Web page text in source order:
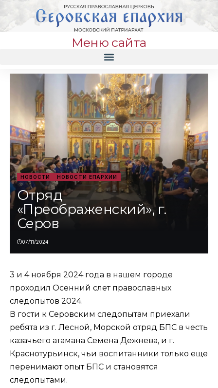
Меню сайта
НОВОСТИ НОВОСТИ ЕПАРХИИ
Отряд
«Преображенский», г.
Серов
07/11/2024
3 и 4 ноября 2024 года в нашем городе
проходил Осенний слет православных
следопытов 2024.
В гости к Серовским следопытам приехали
ребята из г. Лесной, Морской отряд БПС в честь
казачьего атамана Семена Дежнева, и г.
Краснотурьинск, чьи воспитанники только еще
перенимают опыт БПС и становятся
следопытами.